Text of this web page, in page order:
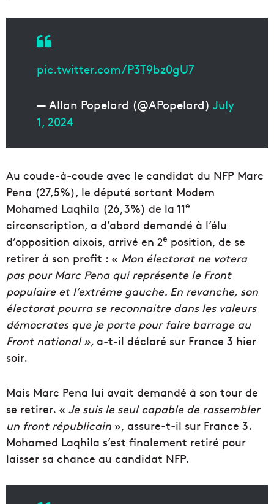
pic.twitter.com/P3T9bz0gU7
— Allan Popelard (@APopelard) July
1, 2024
Au coude-à-coude avec le candidat du NFP Marc
Pena (27,5%), le député sortant Modem
Mohamed Laqhila (26,3%) de la 11e
circonscription, a d’abord demandé à l’élu
d’opposition aixois, arrivé en 2e position, de se
retirer à son profit : « Mon électorat ne votera
pas pour Marc Pena qui représente le Front
populaire et l’extrême gauche. En revanche, son
électorat pourra se reconnaitre dans les valeurs
démocrates que je porte pour faire barrage au
Front national », a-t-il déclaré sur France 3 hier
soir.
Mais Marc Pena lui avait demandé à son tour de
se retirer. « Je suis le seul capable de rassembler
un front républicain », assure-t-il sur France 3.
Mohamed Laqhila s’est finalement retiré pour
laisser sa chance au candidat NFP.